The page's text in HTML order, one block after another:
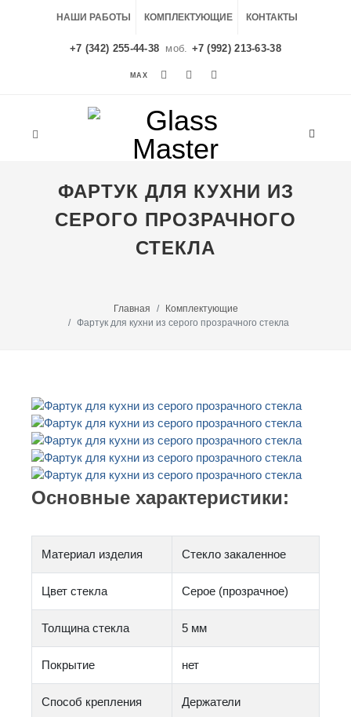
НАШИ РАБОТЫ КОМПЛЕКТУЮЩИЕ КОНТАКТЫ
+7 (342) 255-44-38 моб. +7 (992) 213-63-38
MAX
ФАРТУК ДЛЯ КУХНИ ИЗ
СЕРОГО ПРОЗРАЧНОГО
СТЕКЛА
Главная
Комплектующие
Фартук для кухни из серого прозрачного стекла
Основные характеристики:
Материал изделия Стекло закаленное
Цвет стекла Серое (прозрачное)
Толщина стекла 5 мм
Покрытие нет
Способ крепления Держатели